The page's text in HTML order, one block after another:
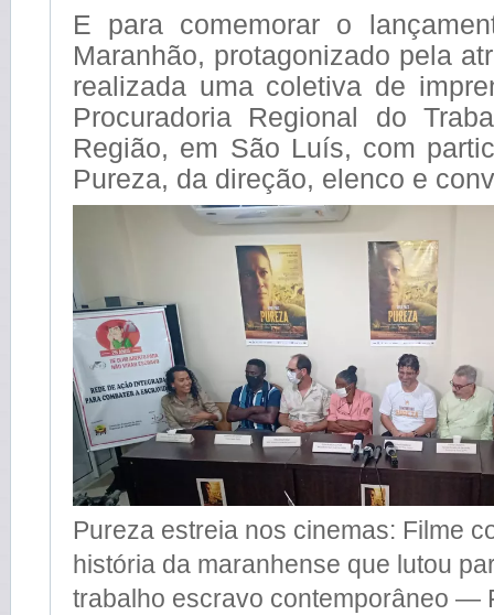
E para comemorar o
Maranhão, protagonizado pela
realizada uma coletiva de
Procuradoria Regional do
Região, em São Luís, com
Pureza, da direção, elenco e
Pureza estreia nos cinemas: Filme
história da maranhense que lutou
trabalho escravo contemporâneo —